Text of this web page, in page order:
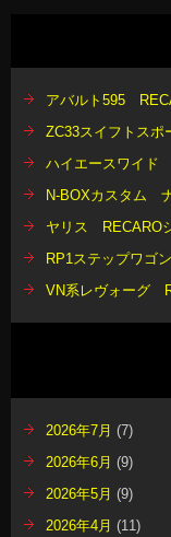
アバルト595
ZC33スイフトス
ハイエースワイド
N-BOXカスタム
ヤリス RECARO
RP1ステップワ
VN系レヴォーグ
2026年7月 (7)
2026年6月 (9)
2026年5月 (9)
2026年4月 (11)